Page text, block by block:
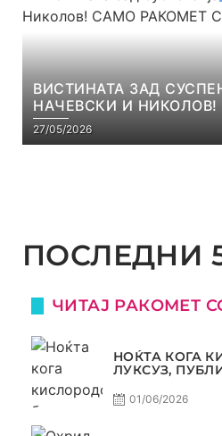
ВИСТИНАТА ЗАД
НАЧЕВСКИ И
С5Е8
27/05/2026
ПОСЛЕДНИ
ЧИТАЈ РАКОМЕТ
НОЌТА КОГА
ЛУКСУЗ,
01/06/2026